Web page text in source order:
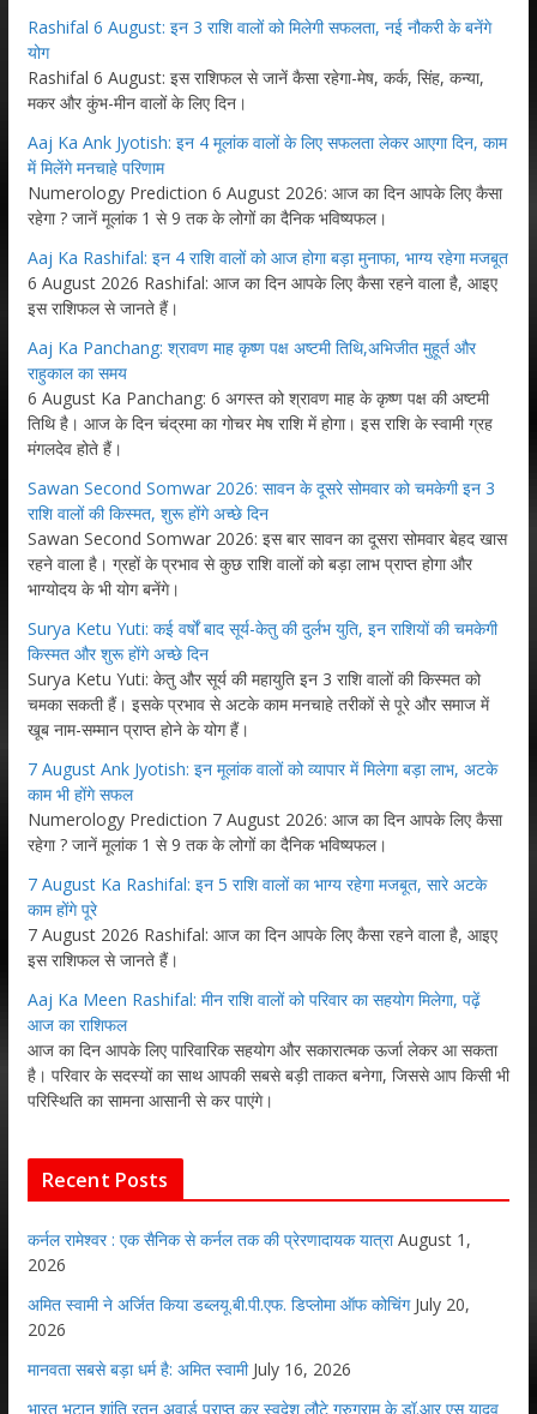
Rashifal 6 August: इन 3 राशि वालों को मिलेगी सफलता, नई नौकरी के बनेंगे
योग
Rashifal 6 August: इस राशिफल से जानें कैसा रहेगा-मेष, कर्क, सिंह, कन्या,
मकर और कुंभ-मीन वालों के लिए दिन।
Aaj Ka Ank Jyotish: इन 4 मूलांक वालों के लिए सफलता लेकर आएगा दिन, काम
में मिलेंगे मनचाहे परिणाम
Numerology Prediction 6 August 2026: आज का दिन आपके लिए कैसा
रहेगा ? जानें मूलांक 1 से 9 तक के लोगों का दैनिक भविष्यफल।
Aaj Ka Rashifal: इन 4 राशि वालों को आज होगा बड़ा मुनाफा, भाग्य रहेगा मजबूत
6 August 2026 Rashifal: आज का दिन आपके लिए कैसा रहने वाला है, आइए
इस राशिफल से जानते हैं।
Aaj Ka Panchang: श्रावण माह कृष्ण पक्ष अष्टमी तिथि,अभिजीत मुहूर्त और
राहुकाल का समय
6 August Ka Panchang: 6 अगस्त को श्रावण माह के कृष्ण पक्ष की अष्टमी
तिथि है। आज के दिन चंद्रमा का गोचर मेष राशि में होगा। इस राशि के स्वामी ग्रह
मंगलदेव होते हैं।
Sawan Second Somwar 2026: सावन के दूसरे सोमवार को चमकेगी इन 3
राशि वालों की किस्मत, शुरू होंगे अच्छे दिन
Sawan Second Somwar 2026: इस बार सावन का दूसरा सोमवार बेहद खास
रहने वाला है। ग्रहों के प्रभाव से कुछ राशि वालों को बड़ा लाभ प्राप्त होगा और
भाग्योदय के भी योग बनेंगे।
Surya Ketu Yuti: कई वर्षों बाद सूर्य-केतु की दुर्लभ युति, इन राशियों की चमकेगी
किस्मत और शुरू होंगे अच्छे दिन
Surya Ketu Yuti: केतु और सूर्य की महायुति इन 3 राशि वालों की किस्मत को
चमका सकती हैं। इसके प्रभाव से अटके काम मनचाहे तरीकों से पूरे और समाज में
खूब नाम-सम्मान प्राप्त होने के योग हैं।
7 August Ank Jyotish: इन मूलांक वालों को व्यापार में मिलेगा बड़ा लाभ, अटके
काम भी होंगे सफल
Numerology Prediction 7 August 2026: आज का दिन आपके लिए कैसा
रहेगा ? जानें मूलांक 1 से 9 तक के लोगों का दैनिक भविष्यफल।
7 August Ka Rashifal: इन 5 राशि वालों का भाग्य रहेगा मजबूत, सारे अटके
काम होंगे पूरे
7 August 2026 Rashifal: आज का दिन आपके लिए कैसा रहने वाला है, आइए
इस राशिफल से जानते हैं।
Aaj Ka Meen Rashifal: मीन राशि वालों को परिवार का सहयोग मिलेगा, पढ़ें
आज का राशिफल
आज का दिन आपके लिए पारिवारिक सहयोग और सकारात्मक ऊर्जा लेकर आ सकता
है। परिवार के सदस्यों का साथ आपकी सबसे बड़ी ताकत बनेगा, जिससे आप किसी भी
परिस्थिति का सामना आसानी से कर पाएंगे।
Recent Posts
कर्नल रामेश्वर : एक सैनिक से कर्नल तक की प्रेरणादायक यात्रा August 1,
2026
अमित स्वामी ने अर्जित किया डब्लयू.बी.पी.एफ. डिप्लोमा ऑफ कोचिंग July 20,
2026
मानवता सबसे बड़ा धर्म है: अमित स्वामी July 16, 2026
भारत भूटान शांति रतन अवार्ड प्राप्त कर स्वदेश लौटे गुरुग्राम के डॉ.आर एस यादव